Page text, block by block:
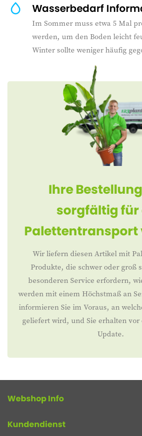
Wasserbedarf
Im Sommer muss etwa 5 Mal
werden, um den Boden leicht
Winter sollte weniger häufig
Ihre
sorgfältig für
Wir liefern diesen Artikel mit
Produkte, die schwer oder groß
besonderen Service erfordern,
werden mit einem Höchstmaß an
informieren Sie im Voraus, an
geliefert wird, und Sie erhalten
Update.
Webshop Info
Kundendienst